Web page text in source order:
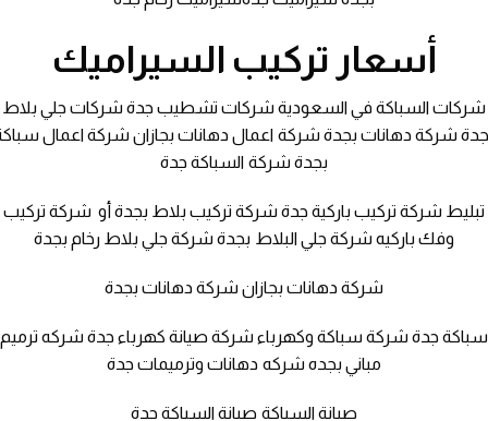
أسعار تركيب السيراميك
شركات السباكة في السعودية شركات تشطيب جدة شركات جلي بلاط
شركة دهانات بجدة شركة اعمال دهانات بجازان شركة اعمال
بجدة شركة السباكة جدة
تبليط شركة تركيب باركية جدة شركة تركيب بلاط بجدة أو شركة تركيب
وفك باركيه شركة جلي البلاط بجدة شركة جلي بلاط رخام بجدة
شركة دهانات بجازان شركة دهانات بجدة
سباكة جدة شركة سباكة وكهرباء شركة صيانة كهرباء جدة شركه ترميم
مباني بجده شركه دهانات وترميمات جدة
صيانة السباكة صيانة السباكة جدة